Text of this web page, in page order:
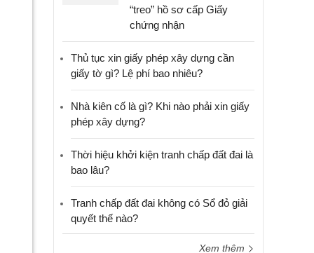
“treo” hồ sơ cấp Giấy
chứng nhận
Thủ tục xin giấy phép xây dựng cần
giấy tờ gì? Lệ phí bao nhiêu?
Nhà kiên cố là gì? Khi nào phải xin giấy
phép xây dựng?
Thời hiệu khởi kiện tranh chấp đất đai là
bao lâu?
Tranh chấp đất đai không có Sổ đỏ giải
quyết thế nào?
Xem thêm